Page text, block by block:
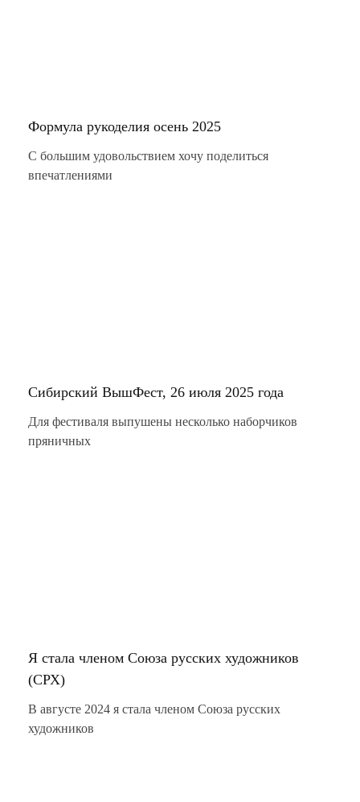
Формула рукоделия осень 2025
С большим удовольствием хочу поделиться
впечатлениями
Сибирский ВышФест, 26 июля 2025 года
Для фестиваля выпушены несколько наборчиков
пряничных
Я стала членом Союза русских художников
(СРХ)
В августе 2024 я стала членом Союза русских
художников